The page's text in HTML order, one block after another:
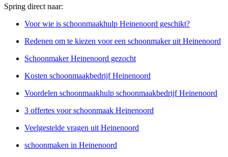
Spring direct naar:
Voor wie is schoonmaakhulp Heinenoord geschikt?
Redenen om te kiezen voor een schoonmaker uit Heinenoord
Schoonmaker Heinenoord gezocht
Kosten schoonmaakbedrijf Heinenoord
Voordelen schoonmaakhulp schoonmaakbedrijf Heinenoord
3 offertes voor schoonmaak Heinenoord
Veelgestelde vragen uit Heinenoord
schoonmaken in Heinenoord